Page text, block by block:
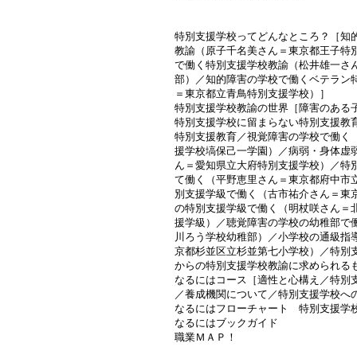
特別支援学校ってどんなところ？［知
教諭（原子千名美さん＝東京都王子特
で働く特別支援学校教諭（松井雄一さ
部）／知的障害の学校で働くベテラン
＝東京都立青鳥特別支援学校）］
特別支援学校教諭の世界［障害のある
特別支援学校に留まらない特別支援教
特別支援教育／視覚障害の学校で働く
援学校塙保己一学園）／病弱・身体虚
ん＝愛知県立大府特別支援学校）／特
て働く（平野恵里さん＝東京都府中市
別支援学級で働く（古市祐介さん＝東
の特別支援学級で働く（明杖咲さん＝
援学級）／聴覚障害の学校の幼稚部で
川ろう学校幼稚部）／小学校の通級指
京都杉並区立杉並第七小学校）／特別
からの特別支援学校教諭に求められる
なるにはコース［適性と心構え／特別
／養成機関について／特別支援学校へ
なるにはフローチャート 特別支援学
なるにはブックガイド
職業ＭＡＰ！